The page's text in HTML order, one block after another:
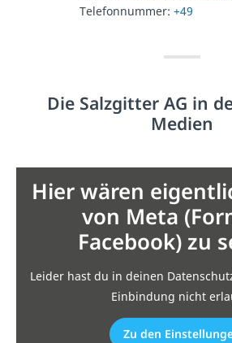
Telefonnummer: +49
Die Salzgitter AG in
Medien
Hier wären
von Meta
Facebook) zu
Leider hast du in deinen
Einbindung nicht
Zu den